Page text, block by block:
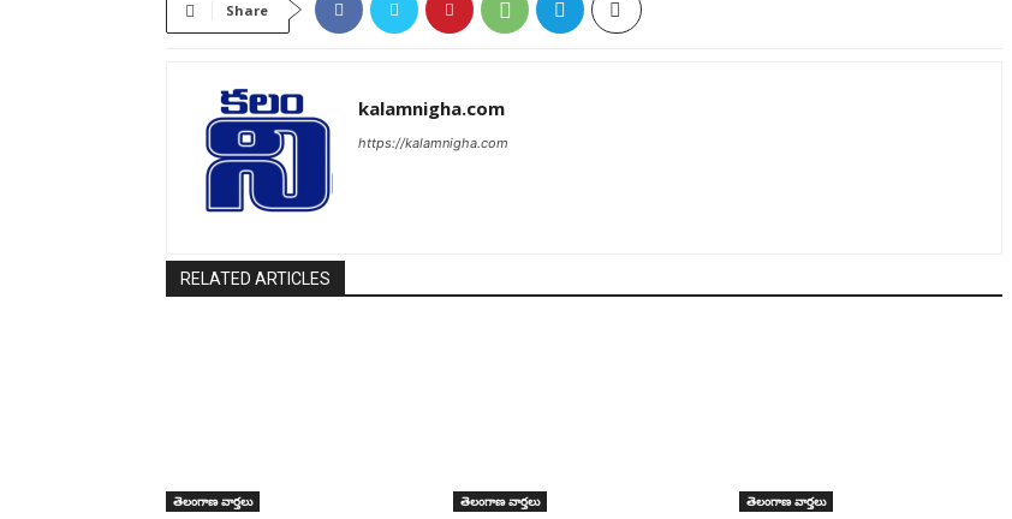
Share
kalamnigha.com
https://kalamnigha.com
RELATED ARTICLES
తెలంగాణ వార్తలు తెలంగాణ వార్తలు తెలంగాణ వార్తలు